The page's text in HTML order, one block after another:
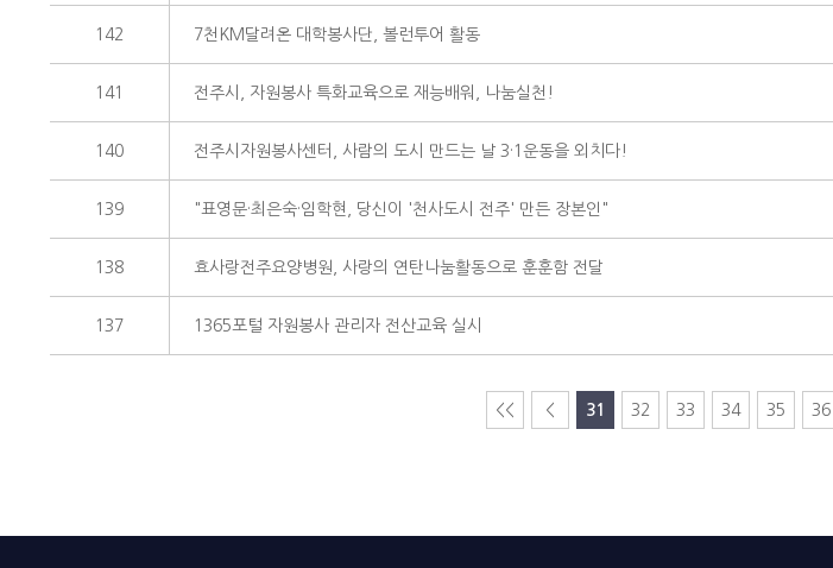
142 7천KM달려온 대학봉사단, 볼런투어 활동
141 전주시, 자원봉사 특화교육으로 재능배워, 나눔실천!
140 전주시자원봉사센터, 사람의 도시 만드는 날 3·1운동을 외치다!
139 "표영문·최은숙·임학현, 당신이 '천사도시 전주' 만든 장본인"
138 효사랑전주요양병원, 사랑의 연탄나눔활동으로 훈훈함 전달
137 1365포털 자원봉사 관리자 전산교육 실시
<< < 31 32 33 34 35 36